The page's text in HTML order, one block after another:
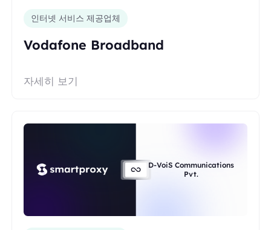
인터넷 서비스 제공업체
Vodafone Broadband
자세히 보기
D-VoiS Communications
Pvt.